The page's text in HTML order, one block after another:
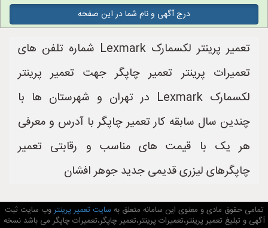
درج آگهی و نام شما در این صفحه
تعمیر پرینتر لکسمارک Lexmark شماره تلفن های
تعمیرات پرینتر تعمیر چاپگر جهت تعمیر پرینتر
لکسمارک Lexmark در تهران و شهرستان ها با
چندین سال سابقه کار تعمیر چاپگر با آدرس و معرفی
هر یک با قیمت های مناسب و رقابتی تعمیر
چاپگرهای لیزری قدیمی جدید جوهر افشان
تمامی حقوق مادی و معنوی این سامانه متعلق به سایت تعمیر پرینتروب سایت ثبت
آگهی و تبلیغ تعمیر پرینتر،تعمیرات پرینتر،تعمیر چاپگر،تعمیرات چاپگر می باشد نسخه